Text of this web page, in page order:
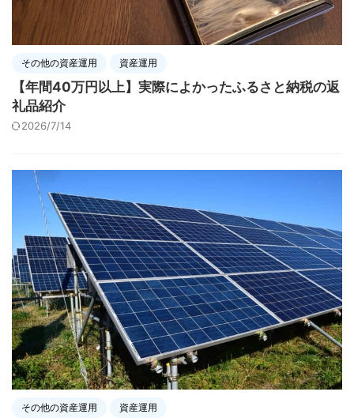
その他の資産運用 資産運用
【年間40万円以上】実際によかったふるさと納税の返
礼品紹介
2026/7/14
その他の資産運用 資産運用